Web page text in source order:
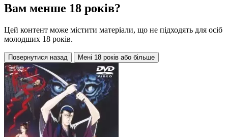
Вам менше 18 років?
Цей контент може містити матеріали, що не підходять для осіб
молодших 18 років.
Повернутися назад Мені 18 років або більше